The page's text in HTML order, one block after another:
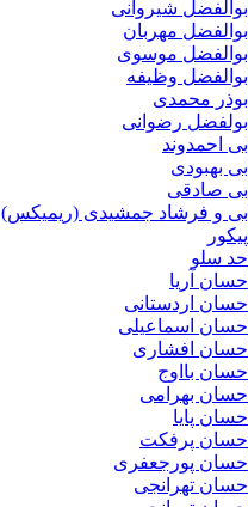
ابوالفضل شیروانی
ابوالفضل مهربان
ابوالفضل موسوی
ابوالفضل وظیفه
ابوذر محمدی
ابولفضل رضوانی
ابی احمدوند
ابی بهبودی
ابی صادقی
ابی و فرشاد جمشیدی (ریمیکس)
اپیکور
احد سلو
احسان آریا
احسان اردستانی
احسان اسماعیلی
احسان افشاری
احسان بااوج
احسان بهرامی
احسان پایا
احسان پرفکت
احسان پورجعفری
احسان تهرانجی